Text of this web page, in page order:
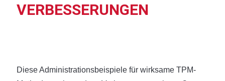
VERBESSERUNGEN
Diese Administrationsbeispiele für wirksame TPM-